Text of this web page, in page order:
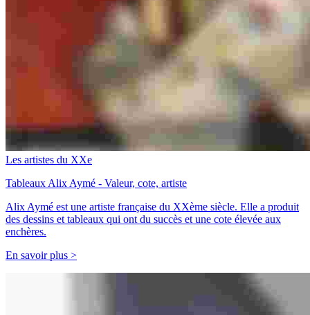
Les artistes du XXe
Tableaux Alix Aymé - Valeur, cote, artiste
Alix Aymé est une artiste française du XXème siècle. Elle a produit
des dessins et tableaux qui ont du succès et une cote élevée aux
enchères.
En savoir plus >